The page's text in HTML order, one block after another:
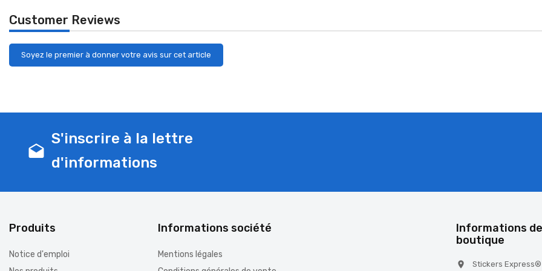
Customer Reviews
Soyez le premier à donner votre avis sur cet article
drafts
S'inscrire à la lettre
d'informations
Produits
Notice d'emploi
Informations société
Mentions légales
Informations
boutique
 Stickers Express®